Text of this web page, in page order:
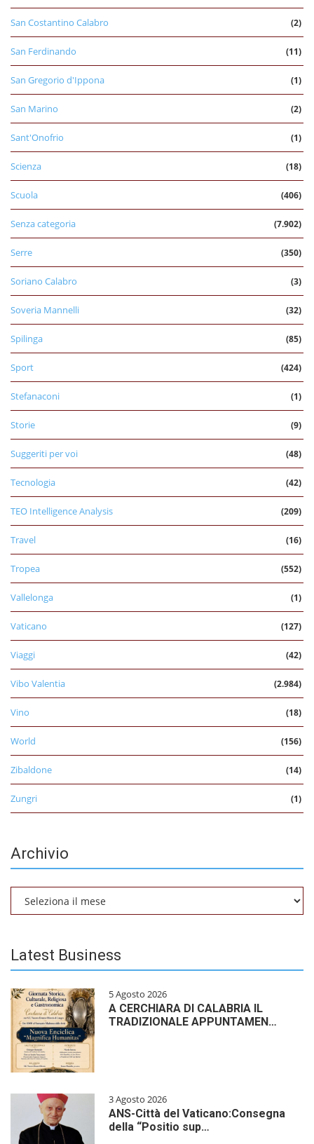
San Costantino Calabro (2)
San Ferdinando (11)
San Gregorio d'Ippona (1)
San Marino (2)
Sant'Onofrio (1)
Scienza (18)
Scuola (406)
Senza categoria (7.902)
Serre (350)
Soriano Calabro (3)
Soveria Mannelli (32)
Spilinga (85)
Sport (424)
Stefanaconi (1)
Storie (9)
Suggeriti per voi (48)
Tecnologia (42)
TEO Intelligence Analysis (209)
Travel (16)
Tropea (552)
Vallelonga (1)
Vaticano (127)
Viaggi (42)
Vibo Valentia (2.984)
Vino (18)
World (156)
Zibaldone (14)
Zungri (1)
Archivio
Latest Business
5 Agosto 2026
A CERCHIARA DI CALABRIA IL
TRADIZIONALE APPUNTAMEN…
3 Agosto 2026
ANS-Città del Vaticano:Consegna
della “Positio sup…